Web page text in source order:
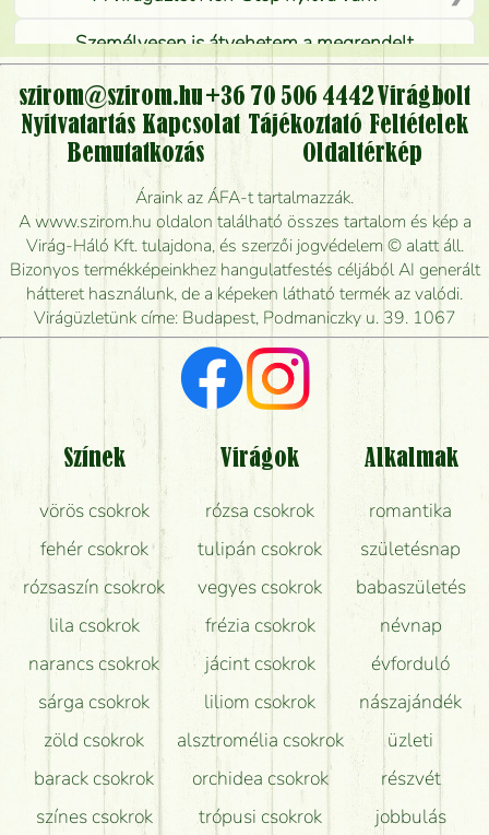
Személyesen is átvehetem a megrendelt
virágcsokrot, vagy csak virágküldéssel, kiszállítással
kérhető?
Vidékre is lehet rendelni?
Meddig rendelhetek virágküldést úgy, hogy még ma
kiszállítsák?
Mennyire gyorsan tudják elkészíteni a csokrot, és
mikor tudják leghamarabb kiszállítani?
Vörös rózsát keresek, van önöknél?
Milyen visszajelzést kapok a virágküldésről?
Tényleg azt kapom, ami a képen van?
Mit kell tudni a virágcsokrok szállításáról?
Hogy marad a lehető legtovább friss a csokor?
Tudok adventi koszorút vásárolni boltban?
szirom@szirom.hu+36 70 506 4442 Virágbolt
Nyitvatartás Kapcsolat Tájékoztató Feltételek
Bemutatkozás
Oldaltérkép
Áraink az ÁFA-t tartalmazzák.
A www.szirom.hu oldalon található összes tartalom és kép a
Virág-Háló Kft. tulajdona, és szerzői jogvédelem © alatt áll.
Bizonyos termékképeinkhez hangulatfestés céljából AI generált
hátteret használunk, de a képeken látható termék az valódi.
Virágüzletünk címe: Budapest, Podmaniczky u. 39. 1067
Színek
vörös csokrok
fehér csokrok
rózsaszín csokrok
lila csokrok
narancs csokrok
sárga csokrok
zöld csokrok
barack csokrok
színes csokrok
Virágok
rózsa csokrok
tulipán csokrok
vegyes csokrok
frézia csokrok
jácint csokrok
liliom csokrok
alsztromélia csokrok
orchidea csokrok
trópusi csokrok
Alkalmak
romantika
születésnap
babaszületés
névnap
évforduló
nászajándék
üzleti
részvét
jobbulás